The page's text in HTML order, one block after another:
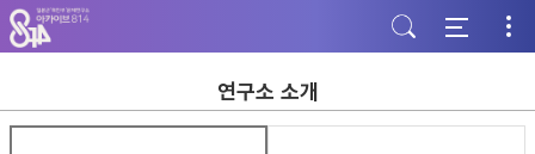
주
메
뉴
가
기
본
문
바
기
하
단
바
기
연구소 소개